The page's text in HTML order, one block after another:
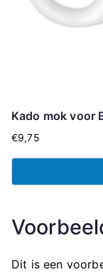
Kado mok voor
€9,75
Dit is een